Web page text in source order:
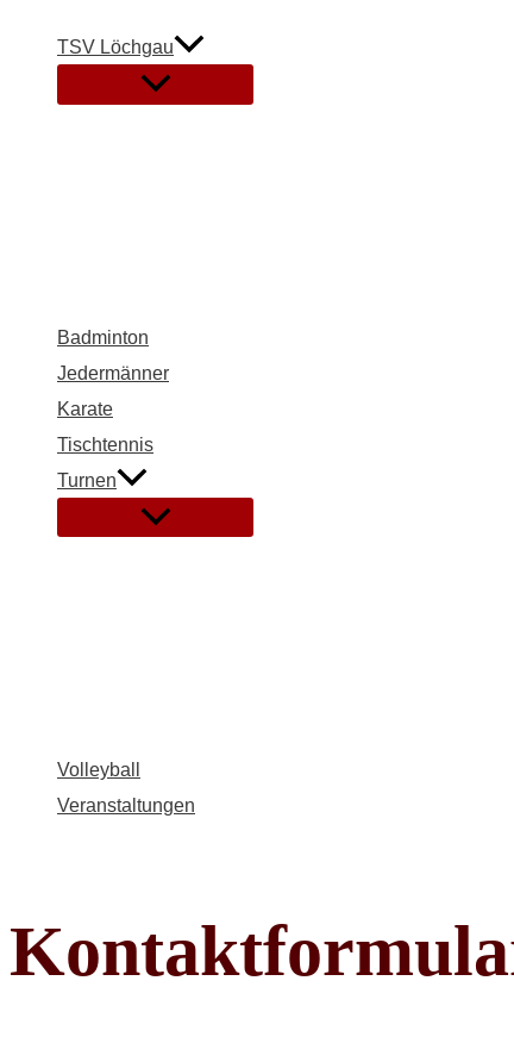
springen
TSV Löchgau
Menü
umschalten
Badminton
Jedermänner
Karate
Tischtennis
Turnen
Menü
umschalten
Volleyball
Veranstaltungen